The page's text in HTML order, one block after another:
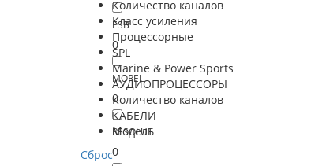
ESB
0
MOREL
0
RESOLUT
0
Количество каналов
Класс усиления
Процессорные
SPL
Marine & Power Sports
АУДИОПРОЦЕССОРЫ
Количество каналов
КАБЕЛИ
Модель
Сброс